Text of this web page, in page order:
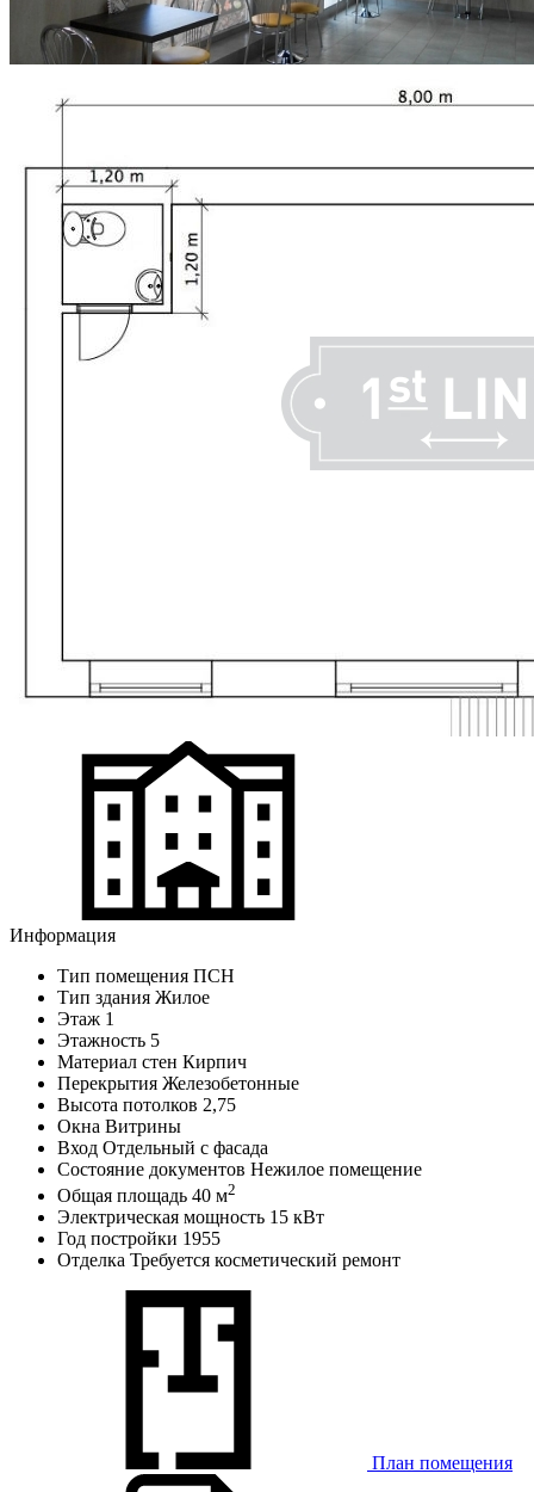
Информация
Тип помещения ПСН
Тип здания Жилое
Этаж 1
Этажность 5
Материал стен Кирпич
Перекрытия Железобетонные
Высота потолков 2,75
Окна Витрины
Вход Отдельный с фасада
Состояние документов Нежилое помещение
Общая площадь 40 м2
Электрическая мощность 15 кВт
Год постройки 1955
Отделка Требуется косметический ремонт
План помещения